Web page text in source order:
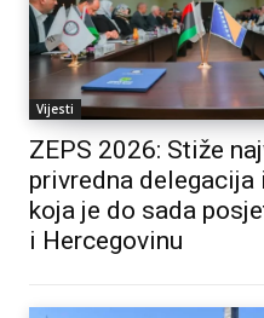
Vijesti
ZEPS 2026: Stiže
privredna delegacija
koja je do sada
i Hercegovinu